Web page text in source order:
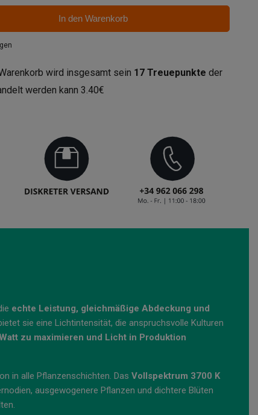
In den Warenkorb
wird insgesamt sein 17 Treuepunkte der
werden kann 3.40€
echte Leistung, gleichmäßige Abdeckung und
sie eine Lichtintensität, die anspruchsvolle Kulturen
zu maximieren und Licht in Produktion
in alle Pflanzenschichten. Das Vollspektrum 3700 K
ausgewogenere Pflanzen und dichtere Blüten